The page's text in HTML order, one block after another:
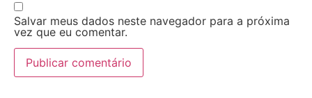
Salvar meus dados neste navegador para a próxima
vez que eu comentar.